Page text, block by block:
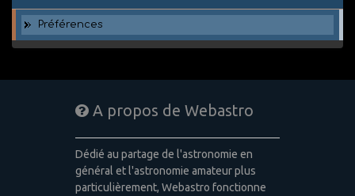
Préférences
A propos de Webastro
Dédié au partage de l'astronomie en
général et l'astronomie amateur plus
particulièrement, Webastro fonctionne